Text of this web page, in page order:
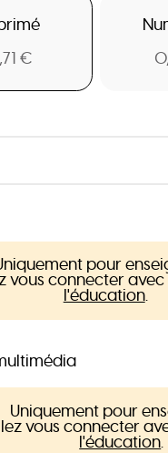
€
pour
vous connecter
l'éducation.
Uniquement pour
vous connecter
l'éducation.